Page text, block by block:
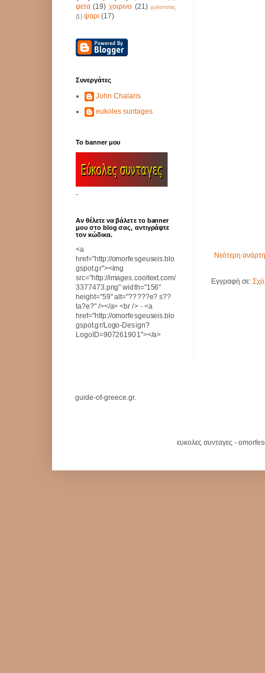
Νεότερη
Εγγραφή σε:
φετα (19) χοιρινο (21) χυλοπιτες
(1) ψαρι (17)
Συνεργάτες
John Chalaris
eukoles suntages
Το banner μου
-
Αν θέλετε να βάλετε το banner
μου στο blog σας, αντιγράψτε
τον κώδικα.
<a
href="http://omorfesgeuseis.blo
gspot.gr"><img
src="http://images.cooltext.com/
3377473.png" width="156"
height="59" alt="?????e? s??
ta?e?" /></a> <br /> - <a
href="http://omorfesgeuseis.blo
gspot.gr/Logo-Design?
LogoID=907261901"></a>
guide-of-greece.gr.
ευκολες συνταγες -